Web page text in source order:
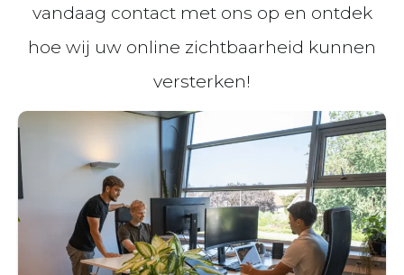
vandaag contact met ons op en ontdek
hoe wij uw online zichtbaarheid kunnen
versterken!